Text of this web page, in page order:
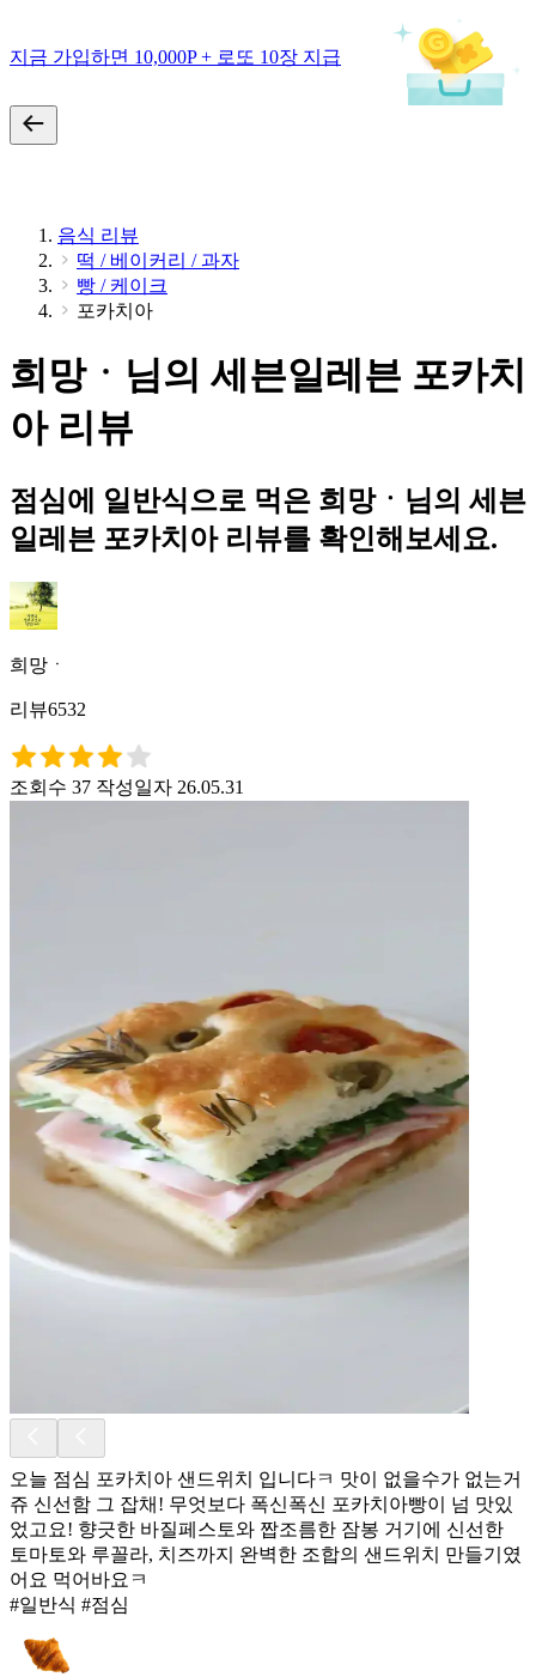
지금 가입하면 10,000P + 로또 10장 지급
음식 리뷰
떡 / 베이커리 / 과자
빵 / 케이크
포카치아
희망ㆍ님의 세븐일레븐 포카치
아 리뷰
점심에 일반식으로 먹은 희망ㆍ님의 세븐
일레븐 포카치아 리뷰를 확인해보세요.
희망ㆍ
리뷰6532
조회수 37 작성일자 26.05.31
오늘 점심 포카치아 샌드위치 입니다ㅋ 맛이 없을수가 없는거
쥬 신선함 그 잡채! 무엇보다 폭신폭신 포카치아빵이 넘 맛있
었고요! 향긋한 바질페스토와 짭조름한 잠봉 거기에 신선한
토마토와 루꼴라, 치즈까지 완벽한 조합의 샌드위치 만들기였
어요 먹어바요ㅋ
#일반식 #점심